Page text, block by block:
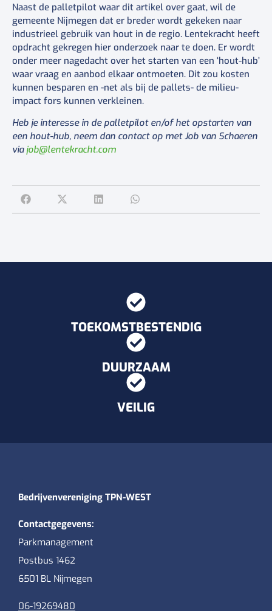
Naast de palletpilot waar dit artikel over gaat, wil de
gemeente Nijmegen dat er breder wordt gekeken naar
industrieel gebruik van hout in de regio. Lentekracht heeft
opdracht gekregen hier onderzoek naar te doen. Er wordt
onder meer nagedacht over het starten van een ‘hout-hub’
waar vraag en aanbod elkaar ontmoeten. Dit zou kosten
kunnen besparen en -net als bij de pallets- de milieu-
impact fors kunnen verkleinen.
Heb je interesse in de palletpilot en/of het opstarten van
een hout-hub, neem dan contact op met Job van Schaeren
viajob@lentekracht.com
TOEKOMSTBESTENDIG
DUURZAAM
VEILIG
Bedrijvenvereniging TPN-WEST
Contactgegevens:
Parkmanagement
Postbus 1462
6501 BL Nijmegen
06-19269480